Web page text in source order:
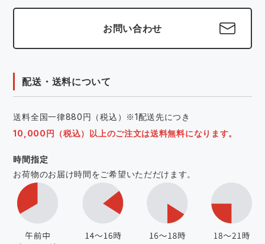
お問い合わせ
配送・送料について
送料全国一律880円（税込）※1配送先につき
10,000円（税込）以上のご注文は送料無料になります。
時間指定
お荷物のお届け時間をご希望いただだけます。